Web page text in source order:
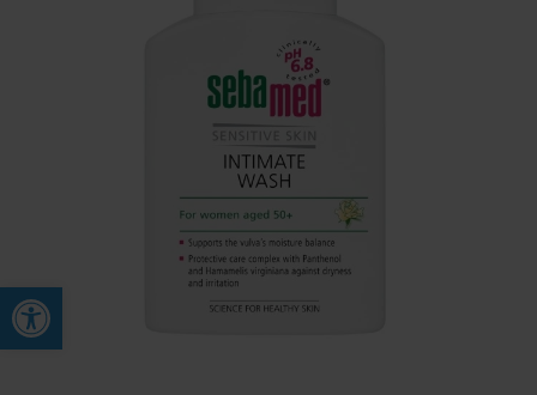
Open toolbar